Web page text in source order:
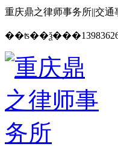
重庆鼎之律师事务所||交